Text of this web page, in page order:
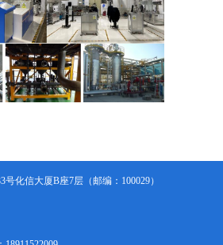
化信大厦B座7层（邮编：100029）